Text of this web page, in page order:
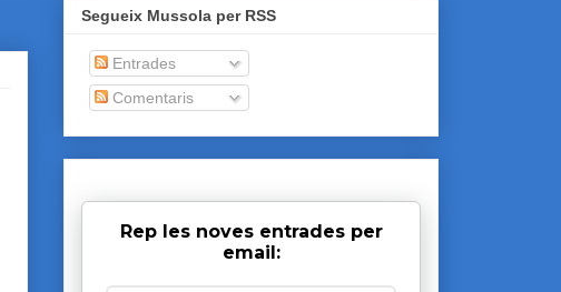
Segueix Mussola per RSS
Entrades
Comentaris
Rep les noves entrades per
email: